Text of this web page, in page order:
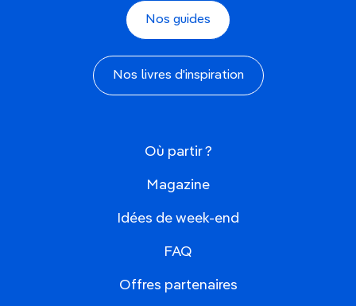
Nos guides
Nos livres d'inspiration
Où partir ?
Magazine
Idées de week-end
FAQ
Offres partenaires